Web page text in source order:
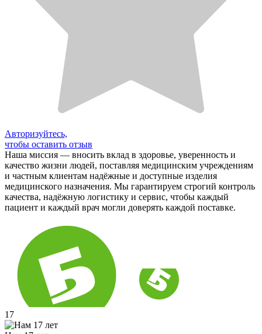
Авторизуйтесь,
чтобы оставить отзыв
Наша миссия — вносить вклад в здоровье, уверенность и
качество жизни людей, поставляя медицинским учреждениям
и частным клиентам надёжные и доступные изделия
медицинского назначения. Мы гарантируем строгий контроль
качества, надёжную логистику и сервис, чтобы каждый
пациент и каждый врач могли доверять каждой поставке.
17